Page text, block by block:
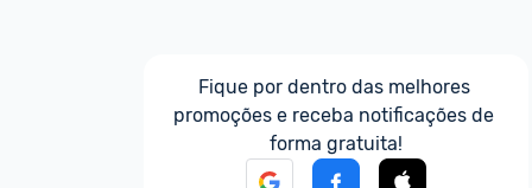
Fique por dentro das melhores
promoções e receba notificações de
forma gratuita!